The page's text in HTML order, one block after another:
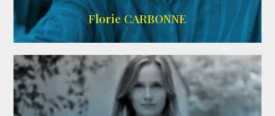
Imdb
Florie CARBONNE